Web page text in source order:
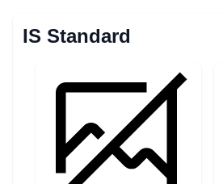
IS Standard